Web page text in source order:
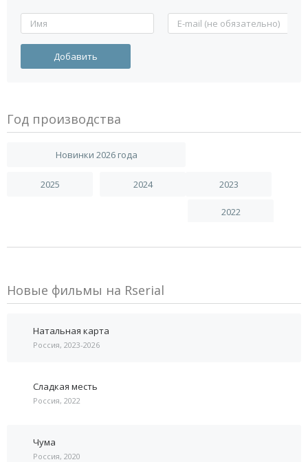
Год производства
Новинки 2026 года
2025 2024 2023
2022
Новые фильмы на Rserial
Натальная карта
Россия, 2023-2026
Сладкая месть
Россия, 2022
Чума
Россия, 2020